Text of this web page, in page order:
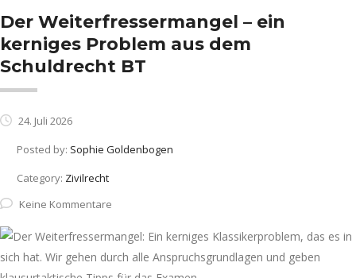
Der Weiterfressermangel – ein
kerniges Problem aus dem
Schuldrecht BT
24. Juli 2026
Posted by: Sophie Goldenbogen
Category: Zivilrecht
Keine Kommentare